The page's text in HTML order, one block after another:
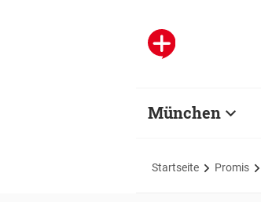
München
Startseite Promis